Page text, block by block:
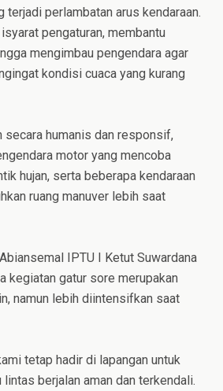
perlambatan arus kendaraan.
pengaturan, membantu
mengimbau pengendara agar
kondisi cuaca yang kurang
secara humanis dan responsif,
motor yang mencoba
hujan, serta beberapa kendaraan
ruang manuver lebih saat
IPTU I Ketut Suwardana
kegiatan gatur sore merupakan
namun lebih diintensifkan saat
tetap hadir di lapangan untuk
berjalan aman dan terkendali.